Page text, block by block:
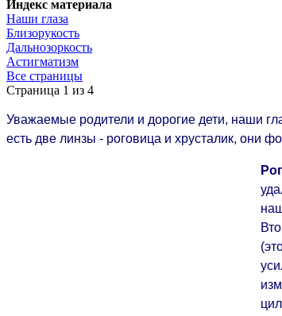
Индекс материала
Наши глаза
Близорукость
Дальнозоркость
Астигматизм
Все страницы
Страница 1 из 4
Уважаемые родители и дорогие дети, наши
есть две линзы - роговица и хрусталик, они